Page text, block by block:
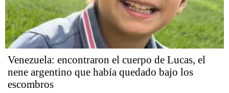
Venezuela: encontraron el cuerpo de Lucas, el
nene argentino que había quedado bajo los
escombros